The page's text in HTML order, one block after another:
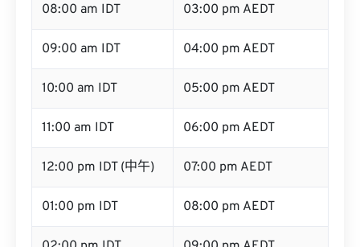
08:00 am IDT 03:00 pm AEDT
09:00 am IDT 04:00 pm AEDT
10:00 am IDT 05:00 pm AEDT
11:00 am IDT 06:00 pm AEDT
12:00 pm IDT (中午) 07:00 pm AEDT
01:00 pm IDT 08:00 pm AEDT